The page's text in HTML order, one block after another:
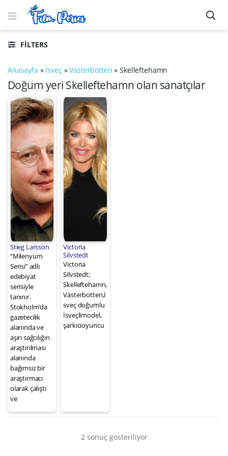
FILTERS
Anasayfa » İsveç »Västerbotten »Skelleftehamn
Doğum yeri Skelleftehamn olan sanatçılar
Stieg Larsson
“Milenyum
Serisi” adlı
edebiyat
serisiyle
tanınır.
Stokholm’da
gazetecilik
alanında ve
aşırı sağcılığın
araştırılması
alanında
bağımsız bir
araştırmacı
olarak çalıştı
ve
Victoria
Silvstedt
Victoria
Silvstedt;
Skelleftehamn,
Västerbotten,İ
sveç doğumlu
İsveçlimodel,
şarkıcıoyuncu
2 sonuç gösteriliyor